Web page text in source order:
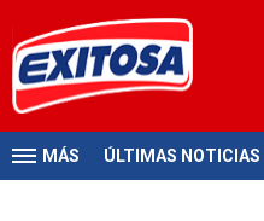
MÁS ÚLTIMAS NOTICIAS